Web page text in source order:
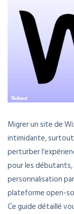
Migrer un site de
intimidante,
perturber
pour les
personnalisation
plateforme open-
Ce guide détaillé